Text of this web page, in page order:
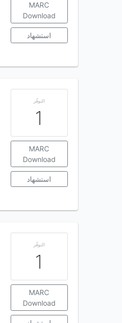
MARC
Download
استشهاد
التوفّر
1
MARC
Download
استشهاد
التوفّر
1
MARC
Download